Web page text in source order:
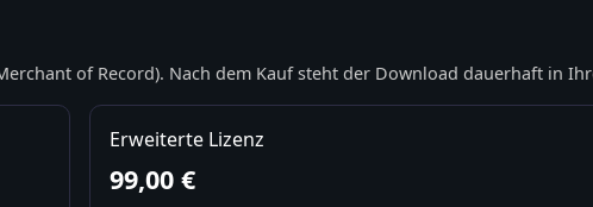
of Record). Nach dem Kauf steht der Download dauerhaft in
Erweiterte Lizenz
99,00 €